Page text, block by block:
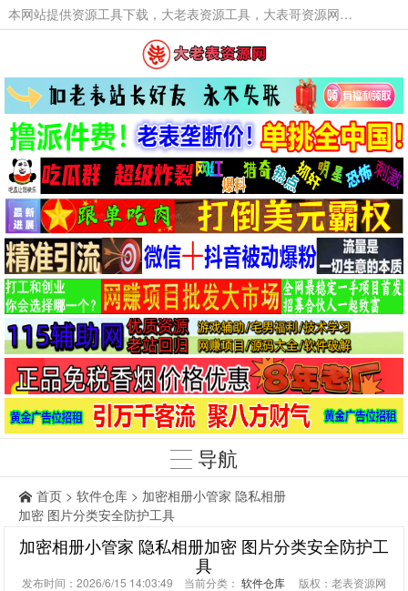
本网站提供资源工具下载，大老表资源工具，大表哥资源网软件工具，大老表资源下载，活动线报福利资源分享,活动线报，大型网游经典游戏，网络热门技术游戏辅助交流与分享。
导航
首页 > 软件仓库 > 加密相册小管家 隐私相册
加密 图片分类安全防护工具
加密相册小管家 隐私相册加密 图片分类安全防护工
具
发布时间：2026/6/15 14:03:49 当前分类： 软件仓库 版权：老表资源网